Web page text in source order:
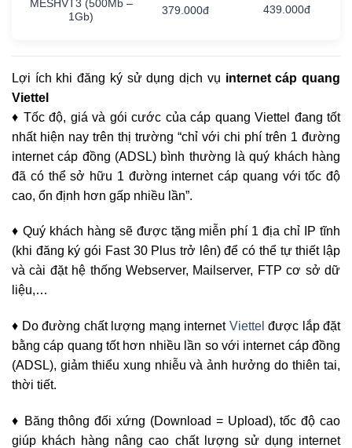
MESHVT3 (500Mb –
1Gb)
379.000đ 439.000đ
Lợi ích khi đăng ký sử dụng dịch vụ internet cáp quang
Viettel
♦ Tốc độ, giá và gói cước của cáp quang Viettel đang tốt
nhất hiện nay trên thị trường “chỉ với chi phí trên 1 đường
internet cáp đồng (ADSL) bình thường là quý khách hàng
đã có thể sở hữu 1 đường internet cáp quang với tốc độ
cao, ổn định hơn gấp nhiều lần”.
♦ Quý khách hàng sẽ được tặng miễn phí 1 địa chỉ IP tĩnh
(khi đăng ký gói Fast 30 Plus trở lên) để có thể tự thiết lập
và cài đặt hệ thống Webserver, Mailserver, FTP cơ sở dữ
liệu,…
♦ Do đường chất lượng mạng internet Viettel được lắp đặt
bằng cáp quang tốt hơn nhiều lần so với internet cáp đồng
(ADSL), giảm thiểu xung nhiễu và ảnh hưởng do thiên tai,
thời tiết.
♦ Băng thông đối xứng (Download = Upload), tốc độ cao
giúp khách hàng nâng cao chất lượng sử dụng internet